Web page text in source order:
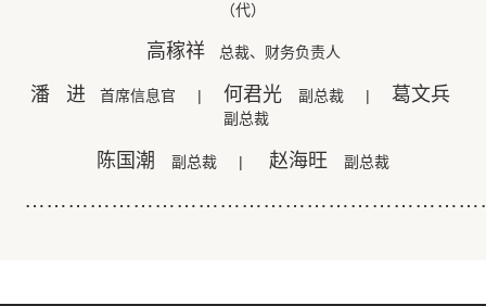
（代）
高稼祥 总裁、财务负责人
潘 进 首席信息官 | 何君光 副总裁 | 葛文兵
副总裁
陈国潮 副总裁 | 赵海旺 副总裁